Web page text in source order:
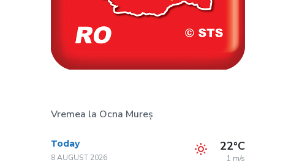
Vremea la Ocna Mureș
Today
8 AUGUST 2026
22°C
1 m/s